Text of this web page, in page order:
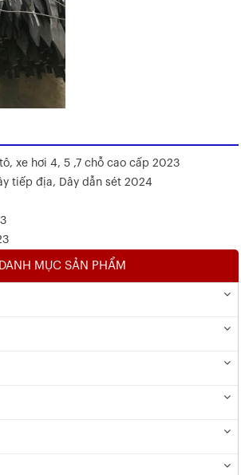
xe hơi 4, 5 ,7 chỗ cao cấp 2023
tiếp địa, Dây dẫn sét 2024
DANH MỤC SẢN PHẨM